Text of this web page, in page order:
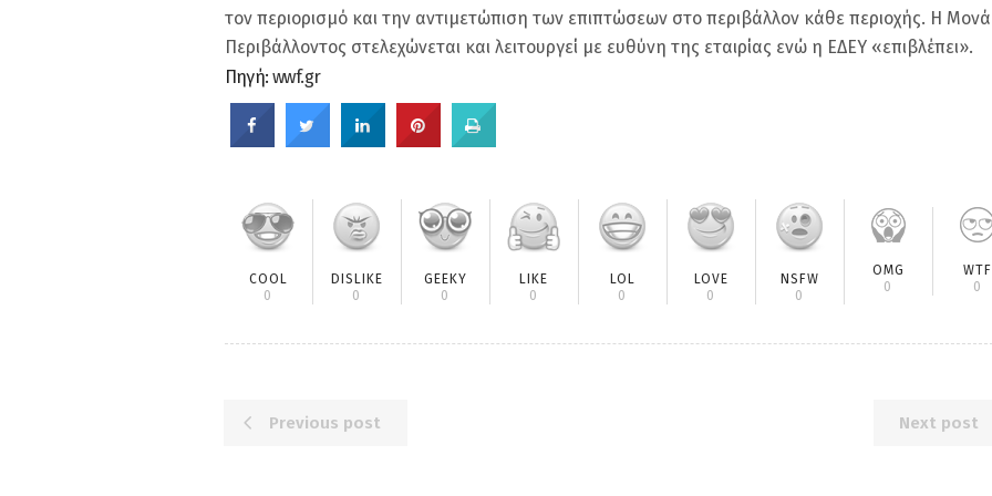
τον περιορισμό και την αντιμετώπιση των επιπτώσεων στο περιβάλλον κάθε περιοχής. Η
Περιβάλλοντος στελεχώνεται και λειτουργεί με ευθύνη της εταιρίας ενώ η ΕΔΕΥ «επιβλέπει».
Πηγή: wwf.gr
COOL
0
DISLIKE
0
GEEKY
0
LIKE
0
LOL
0
LOVE
0
NSFW
0
OMG
0
WTF
0
Previous post Next post